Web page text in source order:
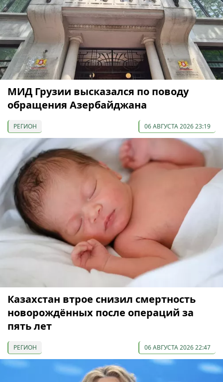
МИД Грузии высказался по поводу
обращения Азербайджана
РЕГИОН 06 АВГУСТА 2026 23:19
Казахстан втрое снизил смертность
новорождённых после операций за
пять лет
РЕГИОН 06 АВГУСТА 2026 22:47